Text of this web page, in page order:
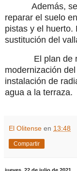
Además,
reparar el suelo
pistas y el huerto.
sustitución del
El plan de
modernización
instalación de
agua a la terraza.
El Olitense en 13:48
Compartir